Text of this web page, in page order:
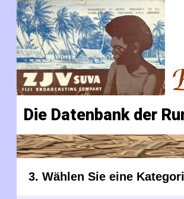
Die Datenbank der
3. Wählen Sie eine